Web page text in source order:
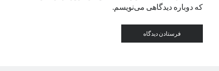
که دوباره دیدگاهی می‌نویسم.